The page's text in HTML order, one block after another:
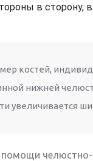
в сторону,
костей,
нижней
увеличивается